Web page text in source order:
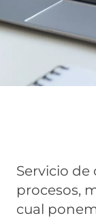
Servicio
procesos,
cual